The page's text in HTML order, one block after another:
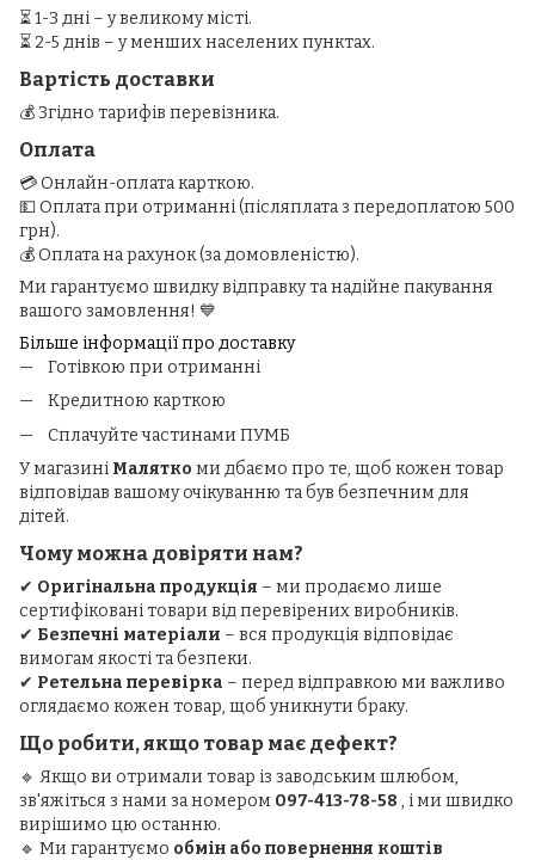
⏳ 1-3 дні – у великому місті.
⏳ 2-5 днів – у менших населених пунктах.
Вартість доставки
💰 Згідно тарифів перевізника.
Оплата
💳 Онлайн-оплата карткою.
💵 Оплата при отриманні (післяплата з передоплатою 500
грн).
💰 Оплата на рахунок (за домовленістю).
Ми гарантуємо швидку відправку та надійне пакування
вашого замовлення! 💙
Більше інформації про доставку
Готівкою при отриманні
Кредитною карткою
Сплачуйте частинами ПУМБ
У магазині Малятко ми дбаємо про те, щоб кожен товар
відповідав вашому очікуванню та був безпечним для
дітей.
Чому можна довіряти нам?
✔ Оригінальна продукція – ми продаємо лише
сертифіковані товари від перевірених виробників.
✔ Безпечні матеріали – вся продукція відповідає
вимогам якості та безпеки.
✔ Ретельна перевірка – перед відправкою ми важливо
оглядаємо кожен товар, щоб уникнути браку.
Що робити, якщо товар має дефект?
🔹 Якщо ви отримали товар із заводським шлюбом,
зв'яжіться з нами за номером 097-413-78-58 , і ми швидко
вирішимо цю останню.
🔹 Ми гарантуємо обмін або повернення коштів